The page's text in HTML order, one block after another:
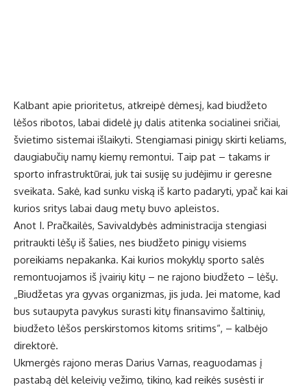
Kalbant apie prioritetus, atkreipė dėmesį, kad biudžeto
lėšos ribotos, labai didelė jų dalis atitenka socialinei sričiai,
švietimo sistemai išlaikyti. Stengiamasi pinigų skirti keliams,
daugiabučių namų kiemų remontui. Taip pat – takams ir
sporto infrastruktūrai, juk tai susiję su judėjimu ir geresne
sveikata. Sakė, kad sunku viską iš karto padaryti, ypač kai kai
kurios sritys labai daug metų buvo apleistos.
Anot I. Pračkailės, Savivaldybės administracija stengiasi
pritraukti lėšų iš šalies, nes biudžeto pinigų visiems
poreikiams nepakanka. Kai kurios mokyklų sporto salės
remontuojamos iš įvairių kitų – ne rajono biudžeto – lėšų.
„Biudžetas yra gyvas organizmas, jis juda. Jei matome, kad
bus sutaupyta pavykus surasti kitų finansavimo šaltinių,
biudžeto lėšos perskirstomos kitoms sritims“, – kalbėjo
direktorė.
Ukmergės rajono meras Darius Varnas, reaguodamas į
pastabą dėl keleivių vežimo, tikino, kad reikės susėsti ir